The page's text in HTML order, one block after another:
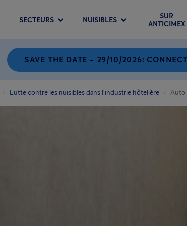
SECTEURS NUISIBLES
SUR
ANTICIMEX
SAVE THE DATE – 29/10/2026:
Lutte contre les nuisibles dans l'industrie hôtelière